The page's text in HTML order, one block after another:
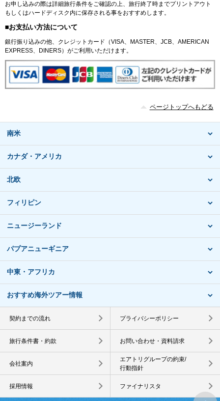
お申し込みの際は詳細旅行条件をご確認の上、旅行終了時までプリントアウト
もしくはハードディスク内に保存される事をおすすめします。
■お支払い方法について
銀行振り込みの他、クレジットカード（VISA、MASTER、JCB、AMERICAN
EXPRESS、DINERS）がご利用いただけます。
ページトップへもどる
南米
カナダ・アメリカ
北欧
フィリピン
ニュージーランド
パプアニューギニア
中東・アフリカ
おすすめ海外ツアー情報
契約までの流れ プライバシーポリシー
旅行条件書・約款 お問い合わせ・資料請求
会社案内
エアトリグループの約束/
行動指針
採用情報 ファイナリスタ